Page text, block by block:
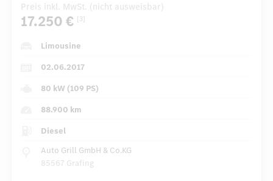
Preis inkl. MwSt. (nicht ausweisbar)
17.250 € [3]
Limousine
02.06.2017
80 kW (109 PS)
88.900 km
Diesel
Auto Grill GmbH & Co.KG
85567 Grafing